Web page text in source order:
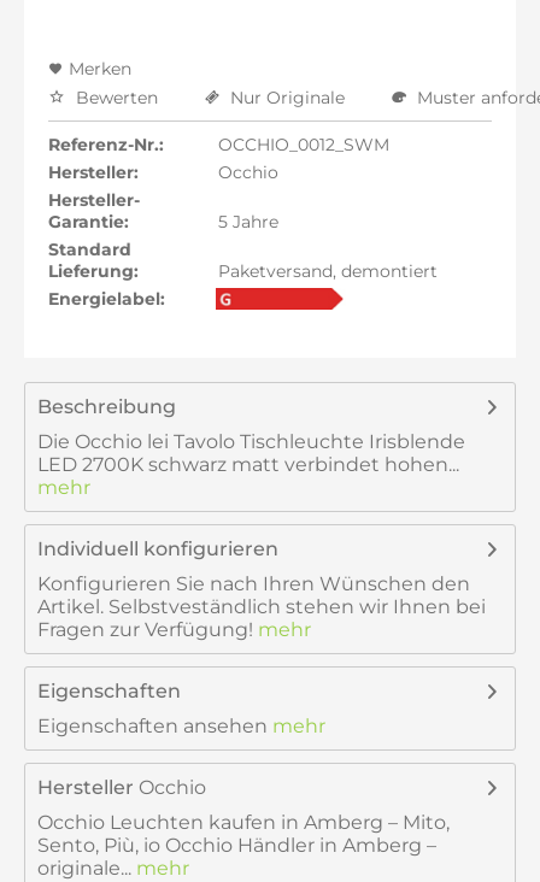
Merken
Bewerten
Nur Originale Muster
Referenz-Nr.:
OCCHIO_0012_SWM
Hersteller:
Occhio
Hersteller-
Garantie:
5 Jahre
Standard
Lieferung:
Paketversand, demontiert
Energielabel:
Beschreibung
Die Occhio lei Tavolo Tischleuchte Irisblende
LED 2700K schwarz matt verbindet hohen...
mehr
Individuell konfigurieren
Konfigurieren Sie nach Ihren Wünschen den
Artikel. Selbstveständlich stehen wir Ihnen bei
Fragen zur Verfügung! mehr
Eigenschaften
Eigenschaften ansehen mehr
Hersteller Occhio
Occhio Leuchten kaufen in Amberg – Mito,
Sento, Più, io Occhio Händler in Amberg –
originale... mehr